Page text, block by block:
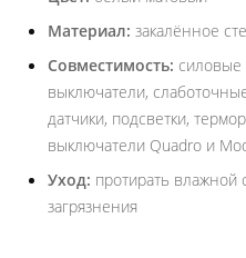
Материал: закалённое
Совместимость: силовые
выключатели,
датчики, подсветки,
выключатели Quadro и
Уход: протирать влажной
загрязнения